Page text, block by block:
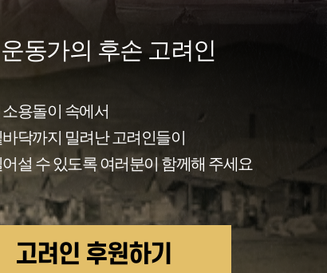
동가의 후손 고려인
용돌이 속에서
닥까지 밀려난 고려인들이
설 수 있도록 여러분이 함께해 주세요
고려인 후원하기